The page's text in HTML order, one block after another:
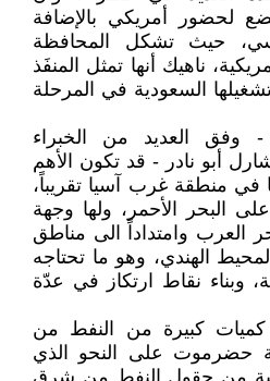
لحضور أمريكي بالإضافة
حيث تشكل المحافظة
ناهيك أنها تمثل المنفَذ
السعودية في المرحلة
وفق العديد من الخبراء
أبو نادر - قد تكون الأهم
منطقة غرب آسيا تقريباً،
البحر الأحمر، ولها وجهة
العرب وامتداداً الى مناطق
الهندي، وهو ما تحتاجه
وبناء نقاط ارتكاز في عدّة
كبيرة من النفط من
حضرموت على النحو الذي